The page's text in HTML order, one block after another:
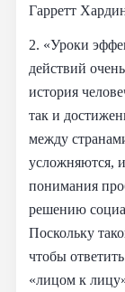
Гарретт
2. «Уроки
действий
история
так и
между
усложняются,
понимания
решению
Поскольку
чтобы
«лицом к